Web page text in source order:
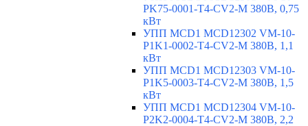
PK75-0001-T4-CV2-M 380В, 0,75
кВт
УПП MCD1 MCD12302 VM-10-
P1K1-0002-T4-CV2-M 380В, 1,1
кВт
УПП MCD1 MCD12303 VM-10-
P1K5-0003-T4-CV2-M 380В, 1,5
кВт
УПП MCD1 MCD12304 VM-10-
P2K2-0004-T4-CV2-M 380В, 2,2